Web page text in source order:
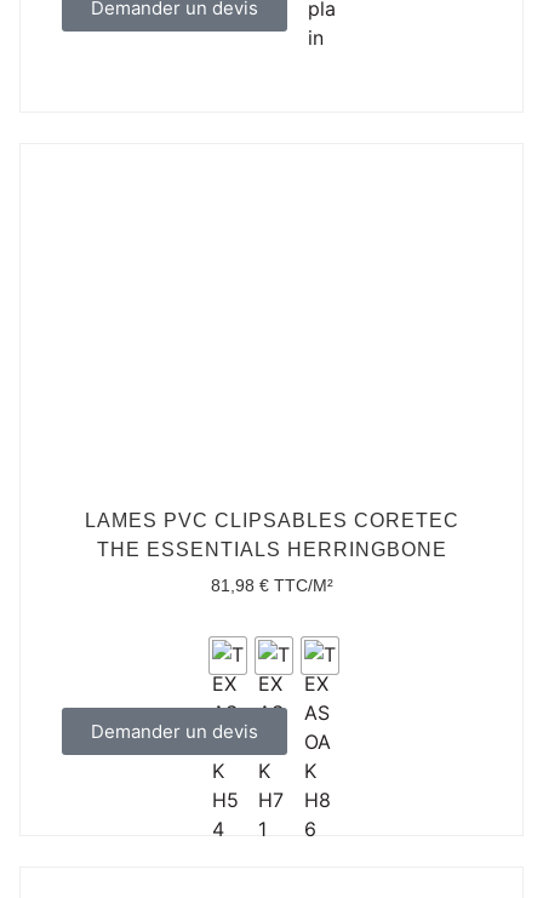
Demander un devis
LAMES PVC CLIPSABLES CORETEC
THE ESSENTIALS HERRINGBONE
81,98 € TTC/M²
Demander un devis